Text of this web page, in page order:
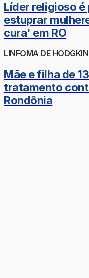
Líder religioso é
estuprar
cura' em RO
LINFOMA DE HODGKIN
Mãe e filha de
tratamento
Rondônia